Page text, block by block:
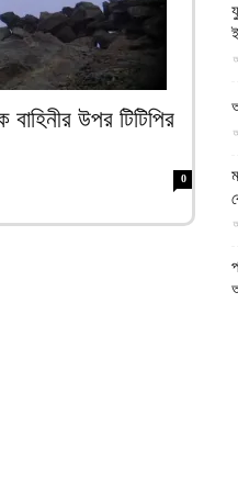
বাহিনীর উপর টিটিপির
0